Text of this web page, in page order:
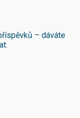
– dáváte